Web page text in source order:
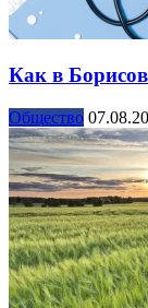
Как в
Общество